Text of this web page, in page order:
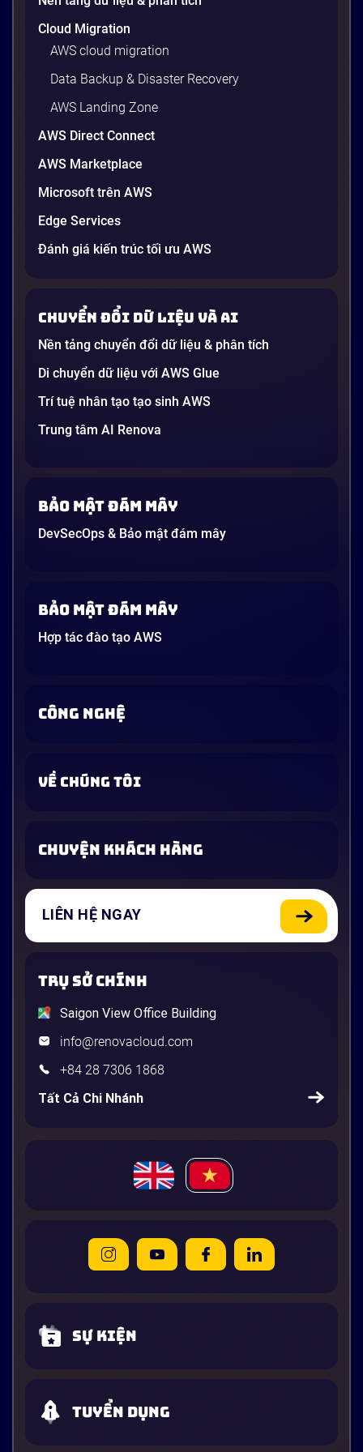
Generative AI là gì? Giải thích đơn giản
và ứng dụng cho doanh nghiệp Việt
Nam 2026
Gần đây, bạn có thể nghe đến thuật ngữ “Generative
startup công nghệ. Vấn đề là phần lớn lời giải thích
dường như chỉ được viết cho kỹ sư, không phải cho
người […]
21 phút
Cloud Migration
AWS cloud migration
Data Backup & Disaster Recovery
AWS Landing Zone
AWS Direct Connect
AWS Marketplace
Microsoft trên AWS
Edge Services
Đánh giá kiến trúc tối ưu AWS
Chuyển đổi dữ liệu và AI
Nền tảng chuyển đổi dữ liệu & phân tích
Di chuyển dữ liệu với AWS Glue
Trí tuệ nhân tạo tạo sinh AWS
Trung tâm AI Renova
Bảo mật đám mây
DevSecOps & Bảo mật đám mây
Bảo mật đám mây
Hợp tác đào tạo AWS
CÔNG NGHỆ
VỀ CHÚNG TÔI
CHUYỆN KHÁCH HÀNG
LIÊN HỆ NGAY
TRỤ SỞ CHÍNH
Saigon View Office Building
info@renovacloud.com
+84 28 7306 1868
Tất Cả Chi Nhánh
Sự kiện
Tuyển dụng